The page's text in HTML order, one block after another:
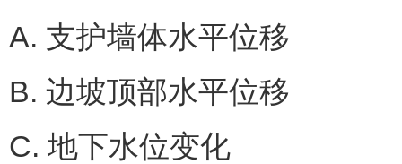
A. 支护墙体水平位移
B. 边坡顶部水平位移
C. 地下水位变化